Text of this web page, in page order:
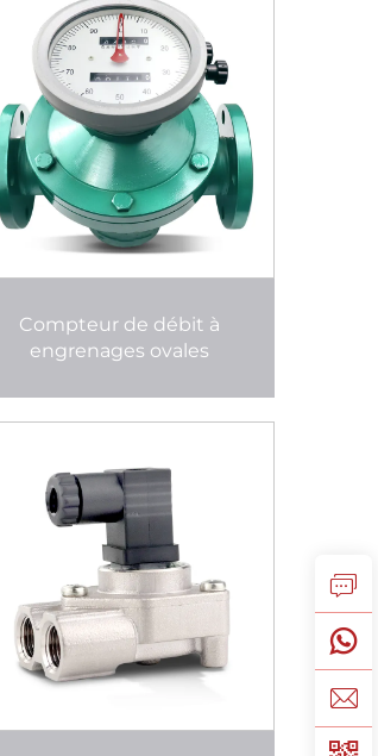
Compteur de débit à
engrenages ovales